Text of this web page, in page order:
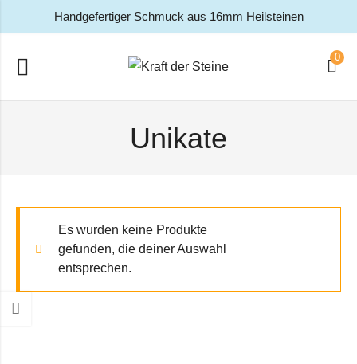
Handgefertiger Schmuck aus 16mm Heilsteinen
0
Unikate
Es wurden keine Produkte
gefunden, die deiner Auswahl
entsprechen.